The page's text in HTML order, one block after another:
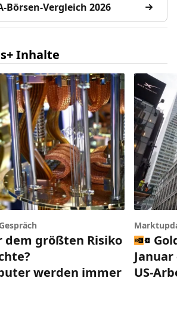
Börsen-Vergleich 2026
Inhalte
dem größten Risiko
werden immer
US-